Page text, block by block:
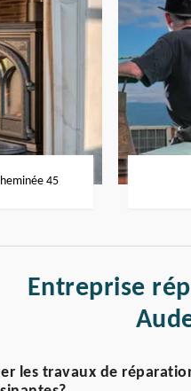
45
Entreprise
les travaux de